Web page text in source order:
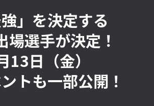
」を決定する
場選手が決定！
日（金）
トも一部公開！